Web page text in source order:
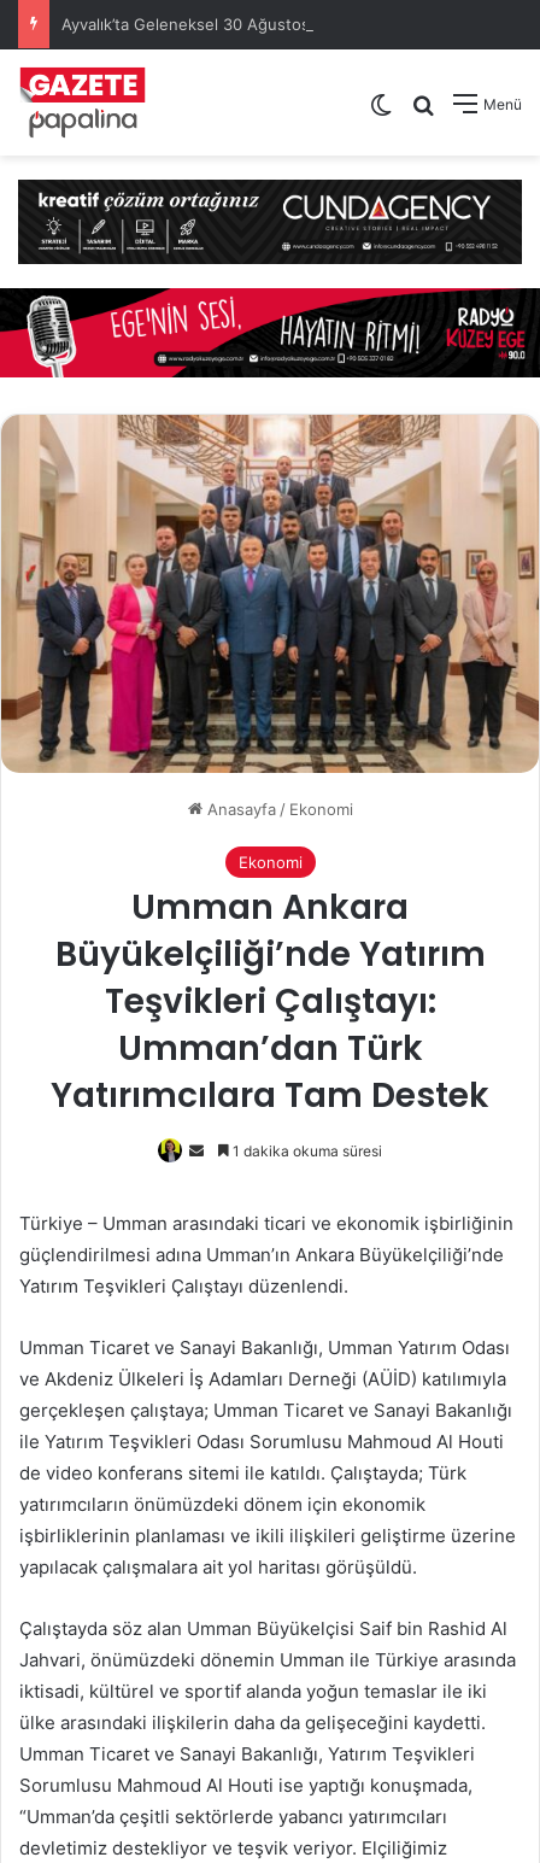
Menü
Arama yap
Dış görünümü
Anasayfa / Ekonomi
Ekonomi
Umman Ankara
Büyükelçiliği’nde Yatırım
Teşvikleri Çalıştayı:
Umman’dan Türk
Yatırımcılara Tam Destek
Bir
göndermek
1 dakika okuma süresi
Türkiye – Umman arasındaki ticari ve ekonomik işbirliğinin
güçlendirilmesi adına Umman’ın Ankara Büyükelçiliği’nde
Yatırım Teşvikleri Çalıştayı düzenlendi.
Umman Ticaret ve Sanayi Bakanlığı, Umman Yatırım Odası
ve Akdeniz Ülkeleri İş Adamları Derneği (AÜİD) katılımıyla
gerçekleşen çalıştaya; Umman Ticaret ve Sanayi Bakanlığı
ile Yatırım Teşvikleri Odası Sorumlusu Mahmoud Al Houti
de video konferans sitemi ile katıldı. Çalıştayda; Türk
yatırımcıların önümüzdeki dönem için ekonomik
işbirliklerinin planlaması ve ikili ilişkileri geliştirme üzerine
yapılacak çalışmalara ait yol haritası görüşüldü.
Çalıştayda söz alan Umman Büyükelçisi Saif bin Rashid Al
Jahvari, önümüzdeki dönemin Umman ile Türkiye arasında
iktisadi, kültürel ve sportif alanda yoğun temaslar ile iki
ülke arasındaki ilişkilerin daha da gelişeceğini kaydetti.
Umman Ticaret ve Sanayi Bakanlığı, Yatırım Teşvikleri
Sorumlusu Mahmoud Al Houti ise yaptığı konuşmada,
“Umman’da çeşitli sektörlerde yabancı yatırımcıları
devletimiz destekliyor ve teşvik veriyor. Elçiliğimiz